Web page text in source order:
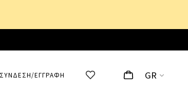
ΣΥΝΔΕΣΗ/ΕΓΓΡΑΦΗ GR